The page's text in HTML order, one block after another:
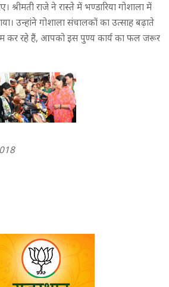
श्रीमती राजे ने रास्ते में भण्डारिया गोशाला में
उन्हांने गोशाला संचालकों का उत्साह बढ़ाते
कर रहे हैं, आपको इस पुण्य कार्य का फल जरूर